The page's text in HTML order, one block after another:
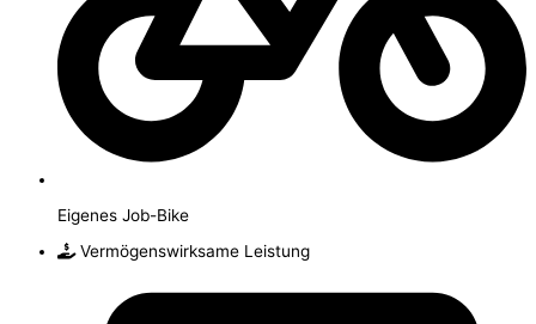
Eigenes Job-Bike
Vermögenswirksame Leistung